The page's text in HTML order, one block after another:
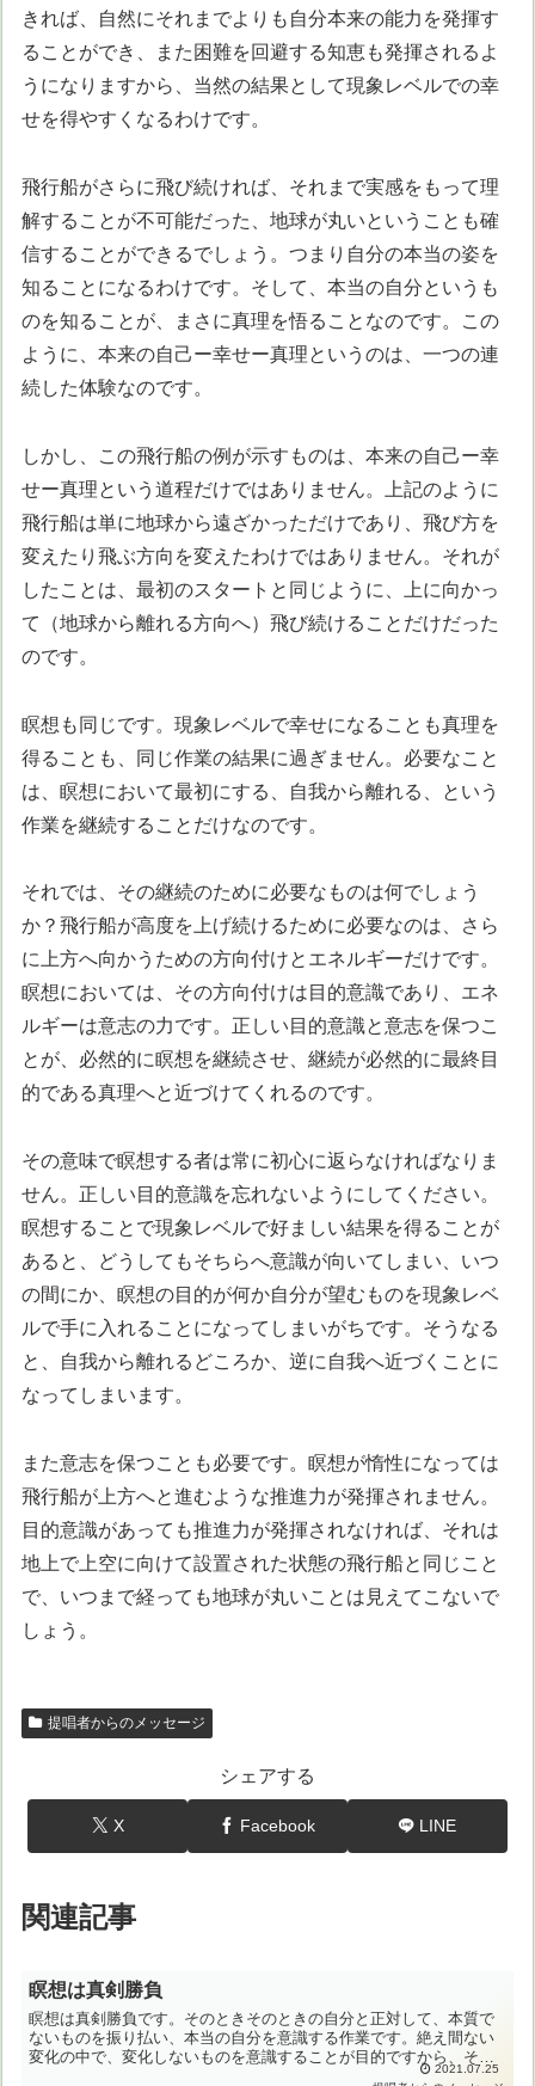
きれば、自然にそれまでよりも自分本来の能力を発揮す
ることができ、また困難を回避する知恵も発揮されるよ
うになりますから、当然の結果として現象レベルでの幸
せを得やすくなるわけです。
飛行船がさらに飛び続ければ、それまで実感をもって理
解することが不可能だった、地球が丸いということも確
信することができるでしょう。つまり自分の本当の姿を
知ることになるわけです。そして、本当の自分というも
のを知ることが、まさに真理を悟ることなのです。この
ように、本来の自己ー幸せー真理というのは、一つの連
続した体験なのです。
しかし、この飛行船の例が示すものは、本来の自己ー幸
せー真理という道程だけではありません。上記のように
飛行船は単に地球から遠ざかっただけであり、飛び方を
変えたり飛ぶ方向を変えたわけではありません。それが
したことは、最初のスタートと同じように、上に向かっ
て（地球から離れる方向へ）飛び続けることだけだった
のです。
瞑想も同じです。現象レベルで幸せになることも真理を
得ることも、同じ作業の結果に過ぎません。必要なこと
は、瞑想において最初にする、自我から離れる、という
作業を継続することだけなのです。
それでは、その継続のために必要なものは何でしょう
か？飛行船が高度を上げ続けるために必要なのは、さら
に上方へ向かうための方向付けとエネルギーだけです。
瞑想においては、その方向付けは目的意識であり、エネ
ルギーは意志の力です。正しい目的意識と意志を保つこ
とが、必然的に瞑想を継続させ、継続が必然的に最終目
的である真理へと近づけてくれるのです。
その意味で瞑想する者は常に初心に返らなければなりま
せん。正しい目的意識を忘れないようにしてください。
瞑想することで現象レベルで好ましい結果を得ることが
あると、どうしてもそちらへ意識が向いてしまい、いつ
の間にか、瞑想の目的が何か自分が望むものを現象レベ
ルで手に入れることになってしまいがちです。そうなる
と、自我から離れるどころか、逆に自我へ近づくことに
なってしまいます。
また意志を保つことも必要です。瞑想が惰性になっては
飛行船が上方へと進むような推進力が発揮されません。
目的意識があっても推進力が発揮されなければ、それは
地上で上空に向けて設置された状態の飛行船と同じこと
で、いつまで経っても地球が丸いことは見えてこないで
しょう。
提唱者からのメッセージ
シェアする
X Facebook LINE
関連記事
瞑想は真剣勝負
瞑想は真剣勝負です。そのときそのときの自分と正対して、本質で
ないものを振り払い、本当の自分を意識する作業です。絶え間ない
変化の中で、変化しないものを意識することが目的ですから、その
ときだけ、その瞬間だけで、そこに存在するものを意識できるか
2021.07.25